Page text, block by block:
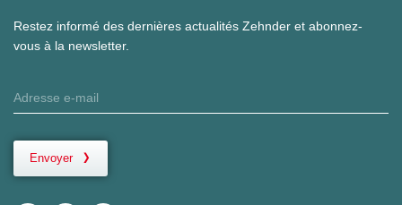
Restez informé des dernières actualités Zehnder et abonnez-
vous à la newsletter.
Envoyer